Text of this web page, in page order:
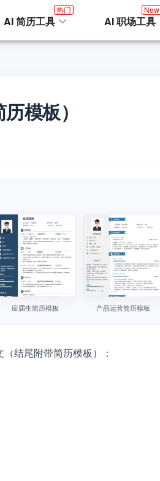
AI 简历工具
热门
AI 职场工具
New
模板）
应届生简历模板 产品运营简历模板
结尾附带简历模板）：